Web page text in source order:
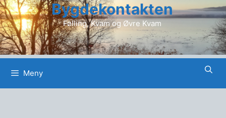
Hopp
til
innhold
Bygdekontakten
Følling, Kvam og Øvre Kvam
Meny